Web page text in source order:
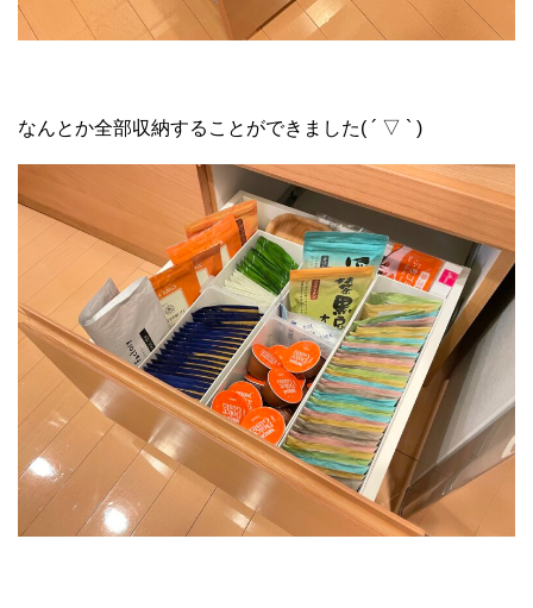
なんとか全部収納することができました( ´ ▽ ` )